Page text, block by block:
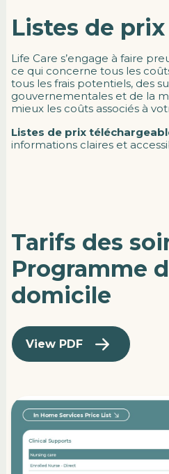
Listes de prix
Life Care s’engage à faire
ce qui concerne tous les
tous les frais potentiels, des
gouvernementales et de la
mieux les coûts associés à
Listes de prix
informations claires et
Tarifs des
Programme
domicile
View PDF